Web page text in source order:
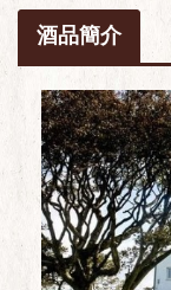
酒品簡介